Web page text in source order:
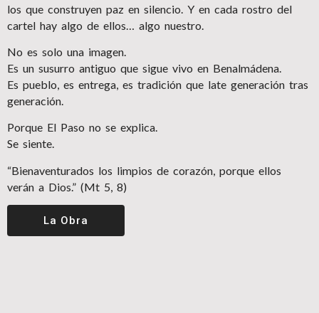
los que construyen paz en silencio. Y en cada rostro del
cartel hay algo de ellos… algo nuestro.
No es solo una imagen.
Es un susurro antiguo que sigue vivo en Benalmádena.
Es pueblo, es entrega, es tradición que late generación tras
generación.
Porque El Paso no se explica.
Se siente.
“Bienaventurados los limpios de corazón, porque ellos
verán a Dios.” (Mt 5, 8)
La Obra